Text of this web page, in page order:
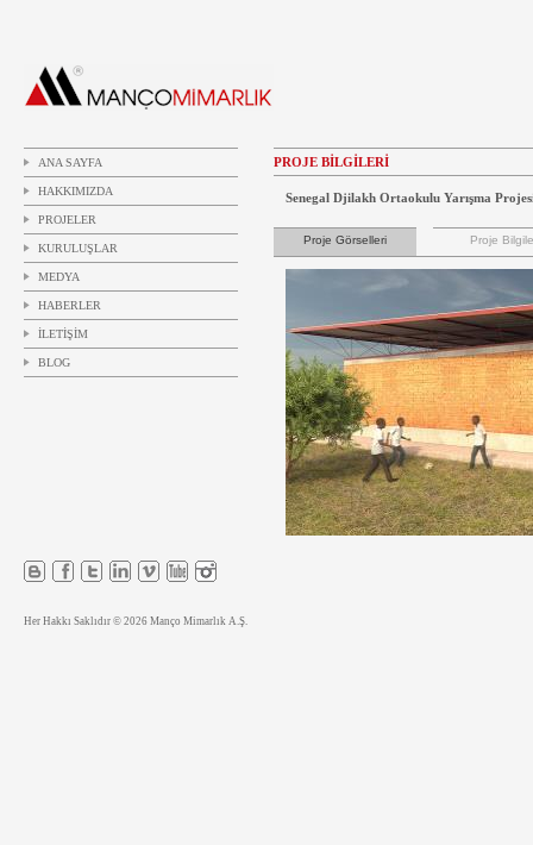
ANA SAYFA
HAKKIMIZDA
PROJELER
KURULUŞLAR
MEDYA
HABERLER
İLETİŞİM
BLOG
PROJE BİLGİLERİ
Senegal Djilakh Ortaokulu Yarışma
Proje Görselleri Proje
Her Hakkı Saklıdır © 2026 Manço Mimarlık A.Ş.